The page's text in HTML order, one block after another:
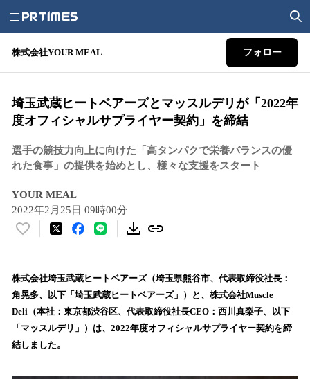
株式会社YOUR MEAL フォロー
埼玉武蔵ヒートベアーズとマッスルデリが「2022年
度オフィシャルサプライヤー契約」を締結
選手の競技力向上に向けた「高タンパクで栄養バランスの優
れた食事」の提供を始めとし、様々な支援をスタート
YOUR MEAL
2022年2月25日 09時00分
い
！
数
を
読
込
株式会社埼玉武蔵ヒートベアーズ（埼玉県熊谷市、代表取締役社長：
角晃多、以下「埼玉武蔵ヒートベアーズ」）と、株式会社Muscle
Deli（本社：東京都渋谷区、代表取締役社長CEO：西川真梨子、以下
「マッスルデリ」）は、2022年度オフィシャルサプライヤー契約を締
結しました。